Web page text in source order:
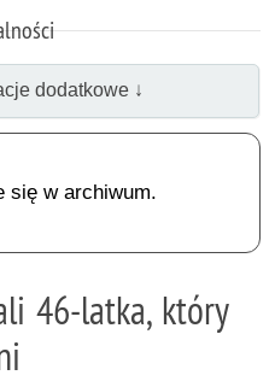
dodatkowe ↓
się w archiwum.
46-latka, który